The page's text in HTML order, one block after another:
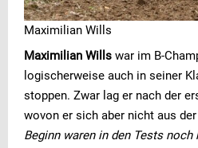
Maximilian Wills
Maximilian Wills war im B-
logischerweise auch in seiner
stoppen. Zwar lag er nach der
wovon er sich aber nicht aus
Beginn waren in den Tests